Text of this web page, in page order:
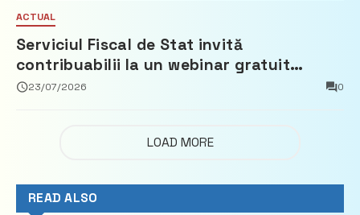
ACTUAL
Serviciul Fiscal de Stat invită
contribuabilii la un webinar gratuit
privind calculul impozitului pe bunurile
23/07/2026 0
LOAD MORE
READ ALSO